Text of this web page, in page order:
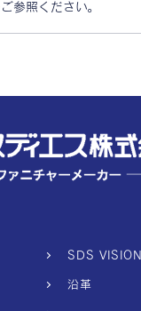
参照ください。
SDS VISION
沿革